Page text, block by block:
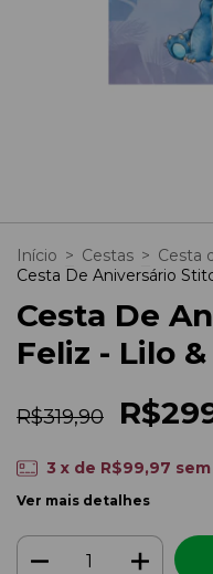
Início > Cestas > Cesta
Cesta De Aniversário
Cesta De
Feliz - Lilo
R$319,90
3 x de R$99,97
Ver mais detalhes